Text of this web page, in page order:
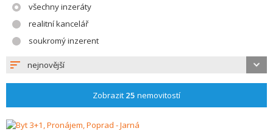
všechny inzeráty
realitní kancelář
soukromý inzerent
nejnovější
Zobrazit 25 nemovitostí